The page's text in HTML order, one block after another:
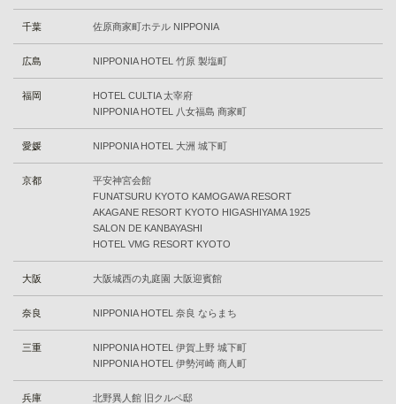
千葉 佐原商家町ホテル NIPPONIA
広島 NIPPONIA HOTEL 竹原 製塩町
福岡
HOTEL CULTIA 太宰府
NIPPONIA HOTEL 八女福島 商家町
愛媛 NIPPONIA HOTEL 大洲 城下町
京都
平安神宮会館
FUNATSURU KYOTO KAMOGAWA RESORT
AKAGANE RESORT KYOTO HIGASHIYAMA 1925
SALON DE KANBAYASHI
HOTEL VMG RESORT KYOTO
大阪 ⼤阪城⻄の丸庭園 ⼤阪迎賓館
奈良 NIPPONIA HOTEL 奈良 ならまち
三重
NIPPONIA HOTEL 伊賀上野 城下町
NIPPONIA HOTEL 伊勢河崎 商人町
兵庫
北野異人館 旧クルペ邸